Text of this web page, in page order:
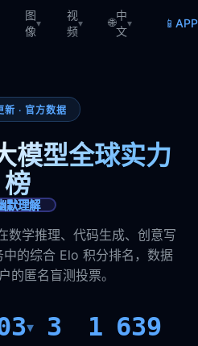
图
像
▾
视
频
▾ 🌐
中
文
▾ 📱
新 · 官方数据
模型全球实力
榜
默理解
数学推理、代码生成、创意写
的综合 Elo 积分排名，数据
的匿名盲测投票。
▾ 3 1 639